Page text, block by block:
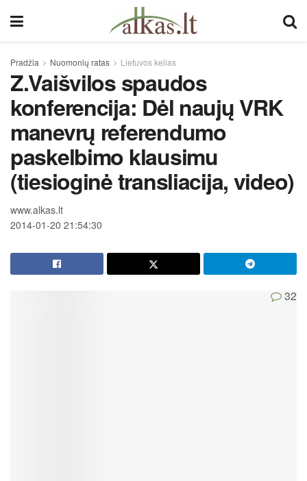
Pradžia Nuomonių ratas Lietuvos kelias
Z.Vaišvilos spaudos
konferencija: Dėl naujų VRK
manevrų referendumo
paskelbimo klausimu
(tiesioginė transliacija, video)
www.alkas.lt
2014-01-20 21:54:30
32